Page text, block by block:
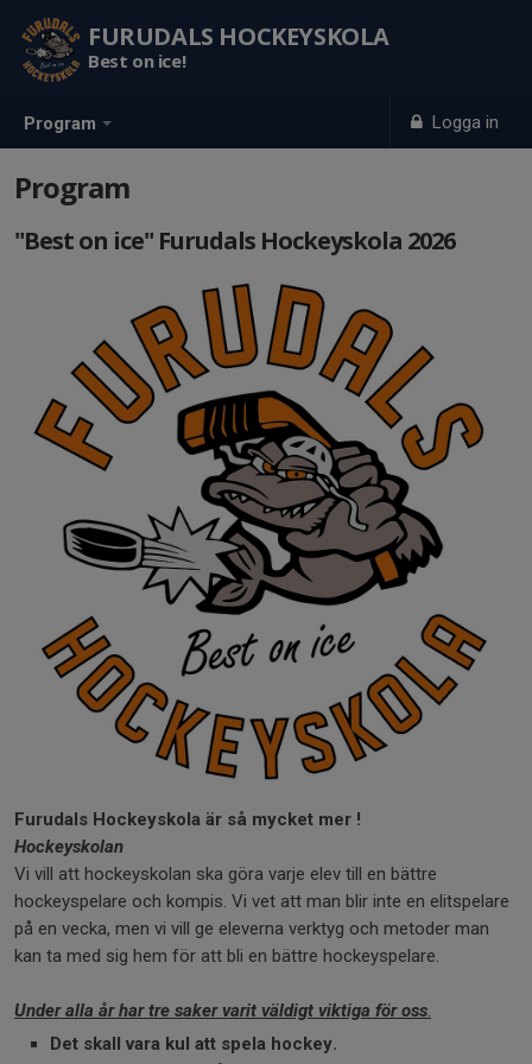
Program Logga in
FURUDALS HOCKEYSKOLA
Best on ice!
Program
"Best on ice" Furudals Hockeyskola 2026
Furudals Hockeyskola är så mycket mer !
Hockeyskolan
Vi vill att hockeyskolan ska göra varje elev till en bättre
hockeyspelare och kompis. Vi vet att man blir inte en elitspelare
på en vecka, men vi vill ge eleverna verktyg och metoder man
kan ta med sig hem för att bli en bättre hockeyspelare.
Under alla år har tre saker varit väldigt viktiga för oss.
Det skall vara kul att spela hockey.